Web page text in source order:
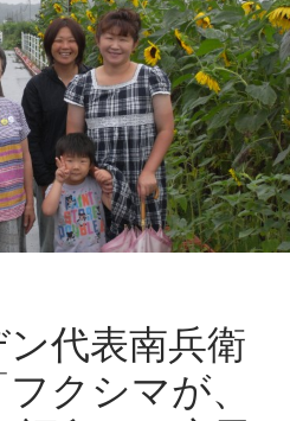
代表南兵衛
クシマが、